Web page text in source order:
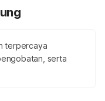
terpercaya
serta